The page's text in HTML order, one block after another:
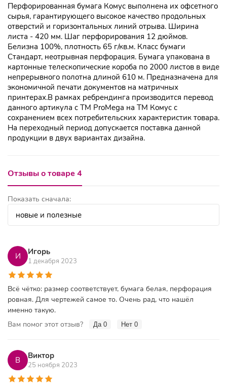
Перфорированная бумага Комус выполнена их офсетного
сырья, гарантирующего высокое качество продольных
отверстий и горизонтальных линий отрыва. Ширина
листа - 420 мм. Шаг перфорирования 12 дюймов.
Белизна 100%, плотность 65 г/кв.м. Класс бумаги
Стандарт, неотрывная перфорация. Бумага упакована в
картонные телескопические короба по 2000 листов в виде
непрерывного полотна длиной 610 м. Предназначена для
экономичной печати документов на матричных
принтерах.В рамках ребрендинга производится перевод
данного артикула с ТМ ProMega на ТМ Комус с
сохранением всех потребительских характеристик товара.
На переходный период допускается поставка данной
продукции в двух вариантах дизайна.
Отзывы о товаре 4
Показать сначала:
И Игорь
1 декабря 2023
Всё чётко: размер соответствует, бумага белая, перфорация
ровная. Для чертежей самое то. Очень рад, что нашёл
именно такую.
Вам помог этот отзыв?
Да 0 Нет 0
В Виктор
25 ноября 2023